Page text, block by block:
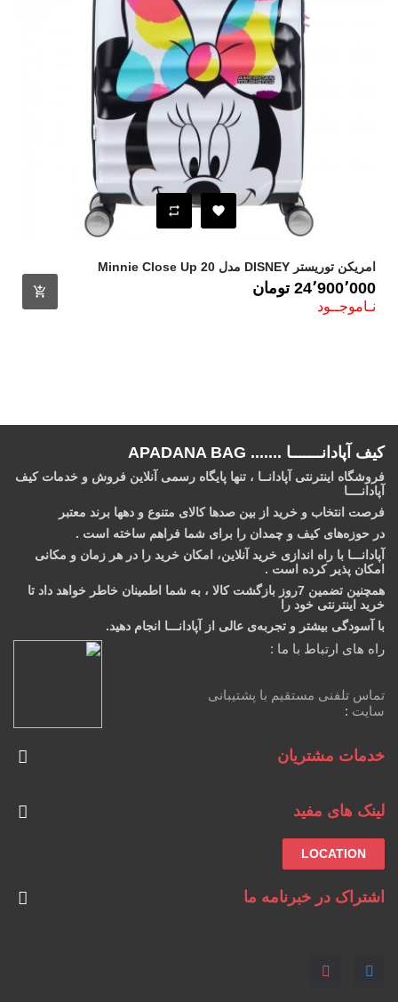
امریکن توریستر DISNEY مدل Minnie Close Up 20
قیمت
24٬900٬000 ‎تومان
نـاموجــود
کیف آپادانـــــــا ....... APADANA BAG
فروشگاه اینترنتی آپادانــا ، تنها پایگاه رسمی آنلاین فروش و خدمات کیف
آپادانــــا
فرصت انتخاب و خرید از بین صدها کالای متنوع و دهها برند معتبر
در حوزه‌های کیف و چمدان را برای شما فراهم ساخته است .
آپادانـــا با راه اندازی خرید آنلاین، امکان خرید را در هر زمان و مکانی
امکان‌ پذیر کرده است .
همچنین تضمین 7روز بازگشت کالا ، به شما اطمینان خاطر خواهد داد تا
خرید اینترنتی خود را
با آسودگی بیشتر و تجربه‌ی عالی از آپادانـــا انجام دهید.
راه های ارتباط با ما :
تماس تلفنی مستقیم با پشتیبانی
سایت :
خدمات مشتریان
لینک های مفید
LOCATION
اشتراک در خبرنامه ما